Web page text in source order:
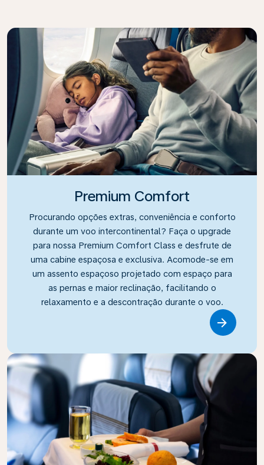
Premium Comfort
Procurando opções extras, conveniência e conforto
durante um voo intercontinental? Faça o upgrade
para nossa Premium Comfort Class e desfrute de
uma cabine espaçosa e exclusiva. Acomode-se em
um assento espaçoso projetado com espaço para
as pernas e maior reclinação, facilitando o
relaxamento e a descontração durante o voo.